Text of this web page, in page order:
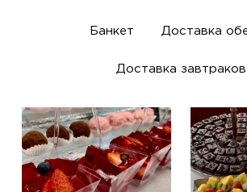
Банкет Доставка
Доставка завтраков